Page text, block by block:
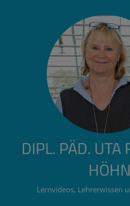
DIPL. PÄD.
HÖHN
Lernvideos, Lehrerwissen